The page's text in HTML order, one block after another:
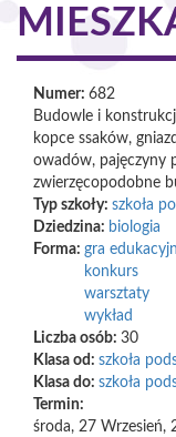
Numer: 682
Budowle i
kopce ssaków,
owadów, pajęczyny
zwierzęcopodobne
Typ szkoły: szkoła
Dziedzina: biologia
Forma: gra
konkurs
warsztaty
wykład
Liczba osób: 30
Klasa od: szkoła
Klasa do: szkoła
Termin:
środa, 27 Wrzesień,